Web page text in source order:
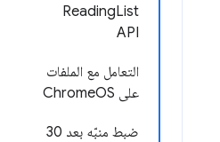
ReadingList
API
التعامل مع الملفات
على ChromeOS
ضبط منبّه بعد 30